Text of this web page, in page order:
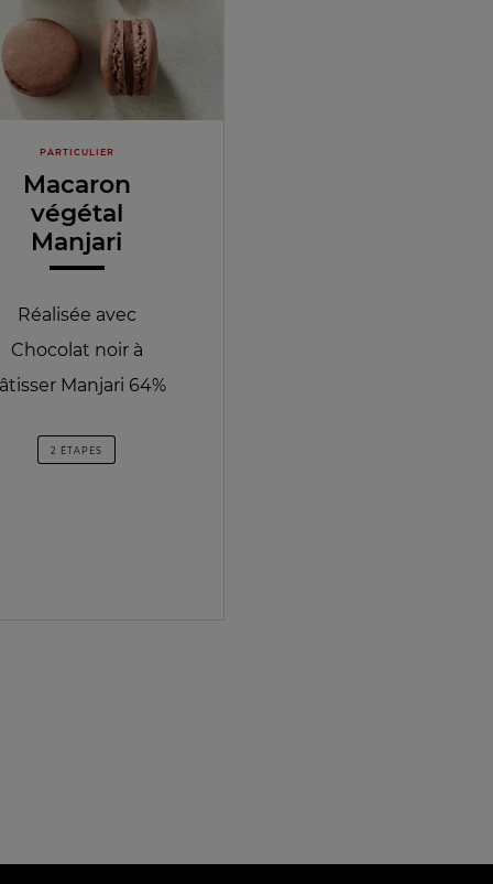
PARTICULIER
Macaron
végétal
Manjari
Réalisée avec
Chocolat noir à
Manjari 64%
2 ÉTAPES